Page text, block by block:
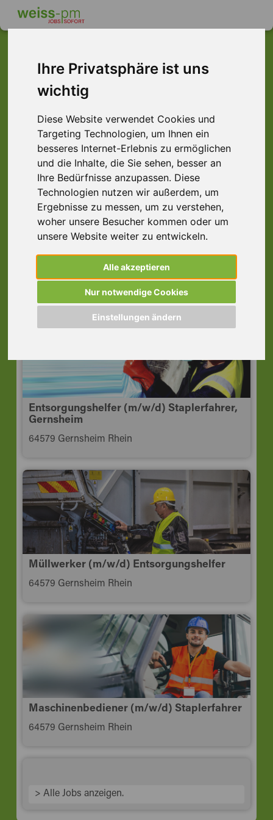
Ihre Privatsphäre ist uns
wichtig
Diese Website verwendet Cookies und
Targeting Technologien, um Ihnen ein
besseres Internet-Erlebnis zu ermöglichen
und die Inhalte, die Sie sehen, besser an
Ihre Bedürfnisse anzupassen. Diese
Technologien nutzen wir außerdem, um
Ergebnisse zu messen, um zu verstehen,
woher unsere Besucher kommen oder um
unsere Website weiter zu entwickeln.
Alle akzeptieren
Nur notwendige Cookies
Einstellungen ändern
Dieser Job ist leider
nicht mehr verfügbar ...
... aber vielleicht ist hier etwas dabei:
Müllwerker (m/w/d), Darmstadt
64283 Darmstadt
Entsorgungshelfer (m/w/d) Staplerfahrer,
Gernsheim
64579 Gernsheim Rhein
Müllwerker (m/w/d) Entsorgungshelfer
64579 Gernsheim Rhein
Maschinenbediener (m/w/d) Staplerfahrer
64579 Gernsheim Rhein
> Alle Jobs anzeigen.